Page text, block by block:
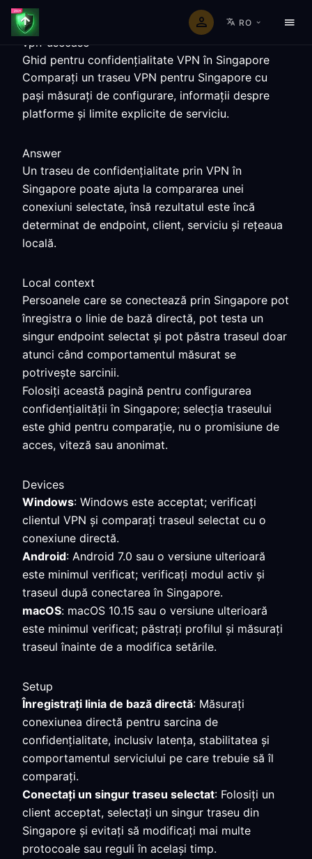
RO
vpn-usecase
Ghid pentru confidențialitate VPN în Singapore
Comparați un traseu VPN pentru Singapore cu
pași măsurați de configurare, informații despre
platforme și limite explicite de serviciu.
Answer
Un traseu de confidențialitate prin VPN în
Singapore poate ajuta la compararea unei
conexiuni selectate, însă rezultatul este încă
determinat de endpoint, client, serviciu și rețeaua
locală.
Local context
Persoanele care se conectează prin Singapore pot
înregistra o linie de bază directă, pot testa un
singur endpoint selectat și pot păstra traseul doar
atunci când comportamentul măsurat se
potrivește sarcinii.
Folosiți această pagină pentru configurarea
confidențialității în Singapore; selecția traseului
este ghid pentru comparație, nu o promisiune de
acces, viteză sau anonimat.
Devices
Windows: Windows este acceptat; verificați
clientul VPN și comparați traseul selectat cu o
conexiune directă.
Android: Android 7.0 sau o versiune ulterioară
este minimul verificat; verificați modul activ și
traseul după conectarea în Singapore.
macOS: macOS 10.15 sau o versiune ulterioară
este minimul verificat; păstrați profilul și măsurați
traseul înainte de a modifica setările.
Setup
Înregistrați linia de bază directă: Măsurați
conexiunea directă pentru sarcina de
confidențialitate, inclusiv latența, stabilitatea și
comportamentul serviciului pe care trebuie să îl
comparați.
Conectați un singur traseu selectat: Folosiți un
client acceptat, selectați un singur traseu din
Singapore și evitați să modificați mai multe
protocoale sau reguli în același timp.